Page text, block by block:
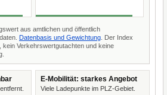
aus amtlichen und öffentlich
Datenbasis und Gewichtung . Der Index
kein Verkehrswertgutachten und keine
E-Mobilität: starkes Angebot
Viele Ladepunkte im PLZ-Gebiet.